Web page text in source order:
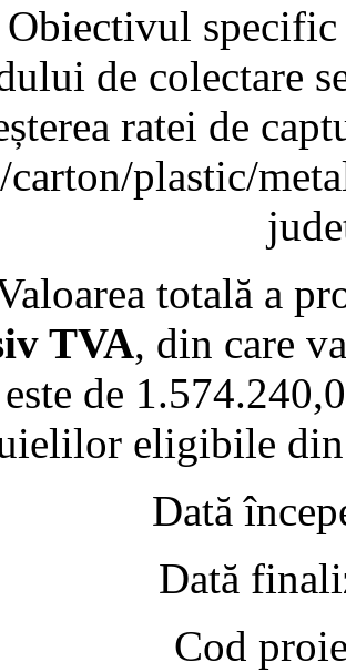
specific al
de colectare
ratei de
carton/plastic/
totală a
TVA, din care
de
eligibile din
Dată
Dată
Cod